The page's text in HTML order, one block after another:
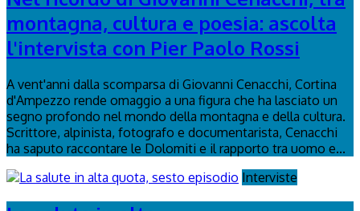
montagna, cultura e poesia: ascolta
l'intervista con Pier Paolo Rossi
A vent'anni dalla scomparsa di Giovanni Cenacchi, Cortina
d'Ampezzo rende omaggio a una figura che ha lasciato un
segno profondo nel mondo della montagna e della cultura.
Scrittore, alpinista, fotografo e documentarista, Cenacchi
ha saputo raccontare le Dolomiti e il rapporto tra uomo e...
Interviste